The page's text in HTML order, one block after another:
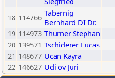
18 114766 Tabernig
Bernhard DI Dr.
19 114973 Thurner Stephan
20 139571 Tschiderer Lucas
21 148677 Ucan Kayra
22 146627 Udilov Juri